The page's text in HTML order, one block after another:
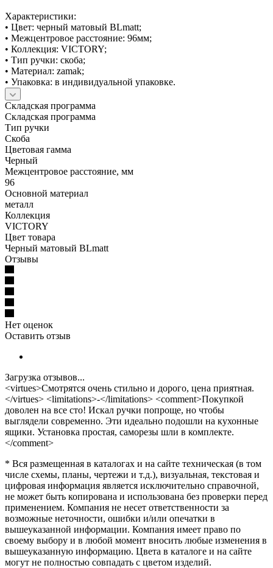
Характеристики:
• Цвет: черный матовый BLmatt;
• Межцентровое расстояние: 96мм;
• Коллекция: VICTORY;
• Тип ручки: скоба;
• Материал: zamak;
• Упаковка: в индивидуальной упаковке.
Складская программа
Складская программа
Тип ручки
Скоба
Цветовая гамма
Черный
Межцентровое расстояние, мм
96
Основной материал
металл
Коллекция
VICTORY
Цвет товара
Черный матовый BLmatt
Отзывы
Нет оценок
Оставить отзыв
Загрузка отзывов...
<virtues>Смотрятся очень стильно и дорого, цена приятная.
</virtues> <limitations>-</limitations> <comment>Покупкой
доволен на все сто! Искал ручки попроще, но чтобы
выглядели современно. Эти идеально подошли на кухонные
ящики. Установка простая, саморезы шли в комплекте.
</comment>
* Вся размещенная в каталогах и на сайте техническая (в том
числе схемы, планы, чертежи и т.д.), визуальная, текстовая и
цифровая информация является исключительно справочной,
не может быть копирована и использована без проверки перед
применением. Компания не несет ответственности за
возможные неточности, ошибки и/или опечатки в
вышеуказанной информации. Компания имеет право по
своему выбору и в любой момент вносить любые изменения в
вышеуказанную информацию. Цвета в каталоге и на сайте
могут не полностью совпадать с цветом изделий.